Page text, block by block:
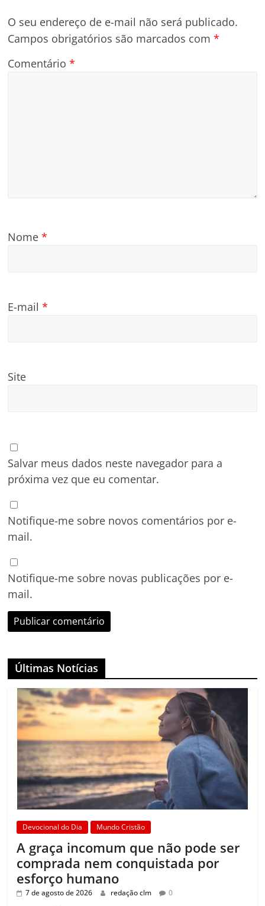
O seu endereço de e-mail não será publicado.
Campos obrigatórios são marcados com*
Comentário*
Nome*
E-mail*
Site
Salvar meus dados neste navegador para a
próxima vez que eu comentar.
Notifique-me sobre novos comentários por e-
mail.
Notifique-me sobre novas publicações por e-
mail.
Últimas Notícias
Devocional do Dia Mundo Cristão
A graça incomum que não pode ser
comprada nem conquistada por
esforço humano
7 de agosto de 2026 redação clm 0